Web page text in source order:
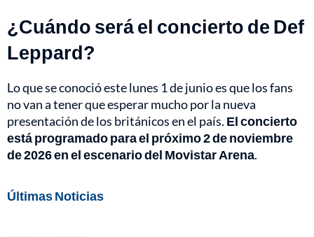
¿Cuándo será el concierto de Def
Leppard?
Lo que se conoció este lunes 1 de junio es que los fans
no van a tener que esperar mucho por la nueva
presentación de los británicos en el país. El concierto
está programado para el próximo 2 de noviembre
de 2026 en el escenario del Movistar Arena.
Últimas Noticias